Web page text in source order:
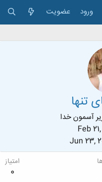
ورود عضویت
تنها
آسمون خدا
Feb
Jun 23,
امتیاز
0